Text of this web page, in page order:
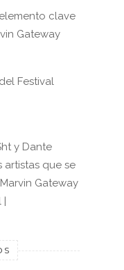
clave
Gateway
Festival
y Dante
artistas que se
Gateway